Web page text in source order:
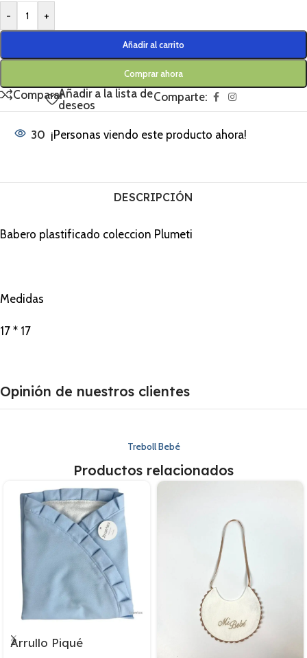
-
+
Añadir al carrito
Comprar ahora
CompararAñadir a la lista de
deseos
Comparte:
30 ¡Personas viendo este producto ahora!
DESCRIPCIÓN
Babero plastificado coleccion Plumeti
Medidas
17 * 17
Opinión de nuestros clientes
Treboll Bebé
Productos relacionados
Arrullo Piqué